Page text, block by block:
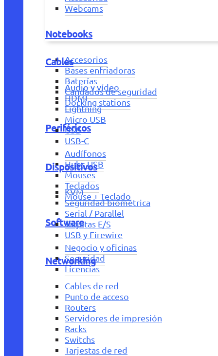
Webcams
Notebooks
Accesorios
Bases enfriadoras
Baterías
Candados de seguridad
Docking stations
Periféricos
Audífonos
Hubs USB
Mouses
Teclados
Mouse + Teclado
Software
Negocio y oficinas
Seguridad
Licencias
Cables
Audio y vídeo
HDMI
Lightning
Micro USB
USB
USB-C
Dispositivos
KVM
Seguridad biométrica
Serial / Parallel
Tarjetas E/S
USB y Firewire
Networking
Cables de red
Punto de acceso
Routers
Servidores de impresión
Racks
Switchs
Tarjestas de red